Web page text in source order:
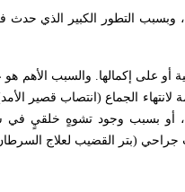
وبسبب التطور الكبير الذي حدث
أو على إكمالها. والسبب الأهم
لانتهاء الجماع (انتصاب قصير
أو بسبب وجود تشوهٍ خلقيٍ في
(بتر القضيب لعلاج السرطان)